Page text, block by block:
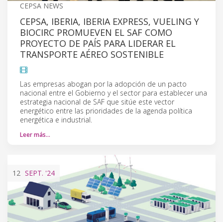
CEPSA NEWS
CEPSA, IBERIA, IBERIA EXPRESS, VUELING Y
BIOCIRC PROMUEVEN EL SAF COMO
PROYECTO DE PAÍS PARA LIDERAR EL
TRANSPORTE AÉREO SOSTENIBLE
Las empresas abogan por la adopción de un pacto
nacional entre el Gobierno y el sector para establecer una
estrategia nacional de SAF que sitúe este vector
energético entre las prioridades de la agenda política
energética e industrial.
Leer más…
12 SEPT. '24